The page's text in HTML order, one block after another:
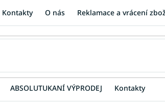
Kontakty O nás Reklamace a vrácení
ABSOLUTUKANÍ VÝPRODEJ Kontakty